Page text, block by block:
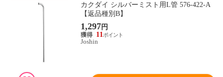
カクダイ シルバーミスト用L管 576-422-A
【返品種別B】
1,297円
11
Joshin